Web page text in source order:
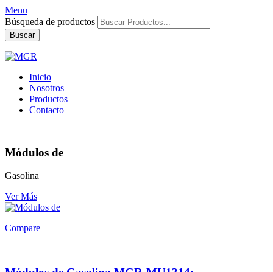
Menu
Búsqueda de productos
Buscar
Inicio
Nosotros
Productos
Contacto
Módulos de
Gasolina
Ver Más
Compare